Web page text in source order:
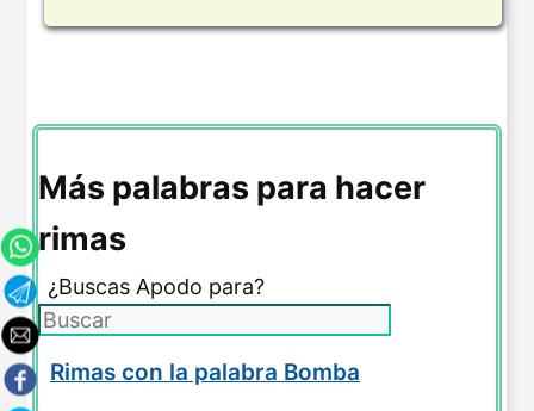
Más palabras para hacer
rimas
¿Buscas Apodo para?
Rimas con la palabra Bomba